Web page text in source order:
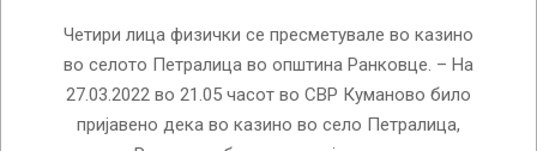
Четири лица физички се пресметувале во казино
во селото Петралица во општина Ранковце. – На
27.03.2022 во 21.05 часот во СВР Куманово било
пријавено дека во казино во село Петралица,